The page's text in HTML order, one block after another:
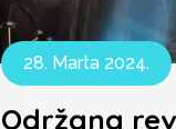
28. Marta 2024.
Održana